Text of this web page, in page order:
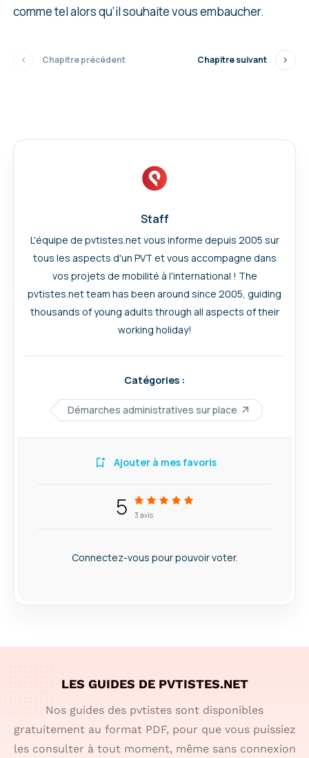
comme tel alors qu’il souhaite vous embaucher.
Chapitre précédent Chapitre suivant
Staff
L'équipe de pvtistes.net vous informe depuis 2005 sur
tous les aspects d'un PVT et vous accompagne dans
vos projets de mobilité à l'international ! The
pvtistes.net team has been around since 2005, guiding
thousands of young adults through all aspects of their
working holiday!
Catégories :
Démarches administratives sur place
Ajouter à mes favoris
5 3 avis
Connectez-vous pour pouvoir voter.
LES GUIDES DE PVTISTES.NET
Nos guides des pvtistes sont disponibles
gratuitement au format PDF, pour que vous puissiez
les consulter à tout moment, même sans connexion